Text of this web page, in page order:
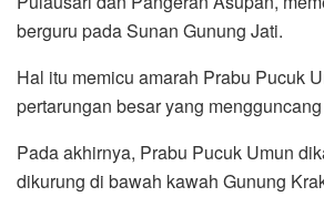
berguru pada Sunan Gunung Jati.
Hal itu memicu amarah Prabu Pucuk
pertarungan besar yang
Pada akhirnya, Prabu Pucuk Umun
dikurung di bawah kawah Gunung